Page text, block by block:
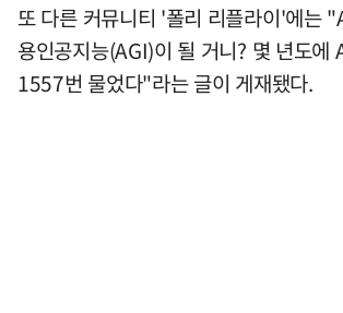
또 다른 커뮤니티 '폴리 리플라이'에는
용인공지능(AGI)이 될 거니? 몇 년도에
1557번 물었다"라는 글이 게재됐다.